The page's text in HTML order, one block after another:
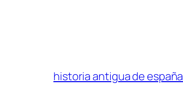
historia antigua de españa